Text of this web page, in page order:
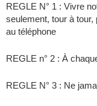
REGLE N° 1 : Vivre
seulement, tour à
au téléphone
REGLE n° 2 : À
REGLE N° 3 : Ne